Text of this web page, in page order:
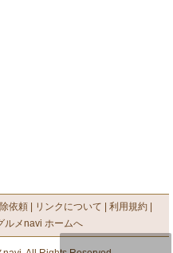
依頼 リンクについて
利用規約
ルメnavi ホームへ